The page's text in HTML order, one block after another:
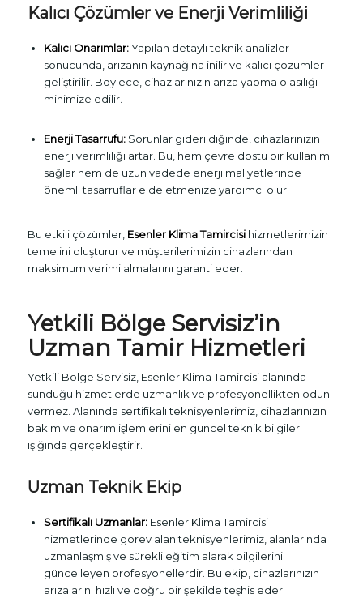
Kalıcı Çözümler ve Enerji Verimliliği
Kalıcı Onarımlar:Yapılan detaylı teknik analizler
sonucunda, arızanın kaynağına inilir ve kalıcı çözümler
geliştirilir. Böylece, cihazlarınızın arıza yapma olasılığı
minimize edilir.
Enerji Tasarrufu:Sorunlar giderildiğinde, cihazlarınızın
enerji verimliliği artar. Bu, hem çevre dostu bir kullanım
sağlar hem de uzun vadede enerji maliyetlerinde
önemli tasarruflar elde etmenize yardımcı olur.
Bu etkili çözümler, Esenler Klima Tamircisihizmetlerimizin
temelini oluşturur ve müşterilerimizin cihazlarından
maksimum verimi almalarını garanti eder.
Yetkili Bölge Servisiz’in
Uzman Tamir Hizmetleri
Yetkili Bölge Servisiz, Esenler Klima Tamircisi alanında
sunduğu hizmetlerde uzmanlık ve profesyonellikten ödün
vermez. Alanında sertifikalı teknisyenlerimiz, cihazlarınızın
bakım ve onarım işlemlerini en güncel teknik bilgiler
ışığında gerçekleştirir.
Uzman Teknik Ekip
Sertifikalı Uzmanlar:Esenler Klima Tamircisi
hizmetlerinde görev alan teknisyenlerimiz, alanlarında
uzmanlaşmış ve sürekli eğitim alarak bilgilerini
güncelleyen profesyonellerdir. Bu ekip, cihazlarınızın
arızalarını hızlı ve doğru bir şekilde teşhis eder.